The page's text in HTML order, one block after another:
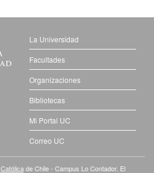
La Universidad
Facultades
Organizaciones
Bibliotecas
Mi Portal UC
Correo UC
Católicade Chile - Campus Lo Contador. El